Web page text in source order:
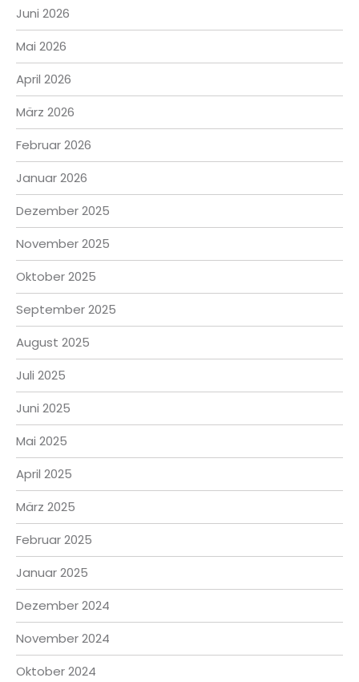
Juni 2026
Mai 2026
April 2026
März 2026
Februar 2026
Januar 2026
Dezember 2025
November 2025
Oktober 2025
September 2025
August 2025
Juli 2025
Juni 2025
Mai 2025
April 2025
März 2025
Februar 2025
Januar 2025
Dezember 2024
November 2024
Oktober 2024